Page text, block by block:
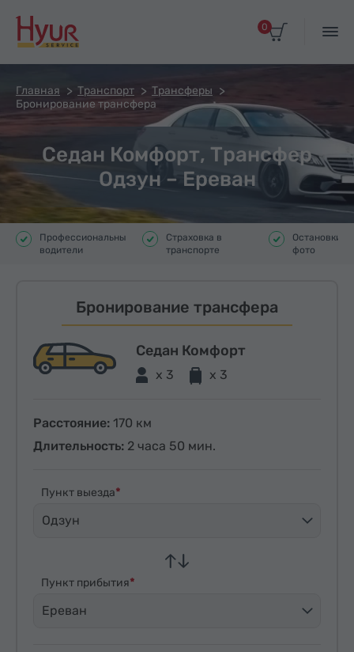
0
Главная Транспорт
Трансферы
Бронирование трансфера
Седан Комфорт, Трансфер
Одзун – Ереван
Профессиональные
водители
Страховка в
транспорте
Остановки
фото
Бронирование трансфера
Седан Комфорт
x 3 x 3
Расстояние: 170 км
Длительность: 2 часа 50 мин.
Пункт выезда
Одзун
Пункт прибытия
Ереван